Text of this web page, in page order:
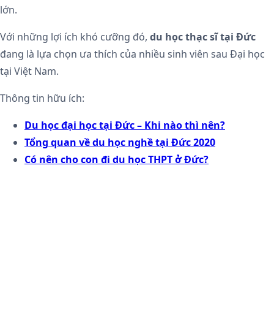
lớn.
Với những lợi ích khó cưỡng đó, du học thạc sĩ tại Đức
đang là lựa chọn ưa thích của nhiều sinh viên sau Đại học
tại Việt Nam.
Thông tin hữu ích:
Du học đại học tại Đức – Khi nào thì nên?
Tổng quan về du học nghề tại Đức 2020
Có nên cho con đi du học THPT ở Đức?